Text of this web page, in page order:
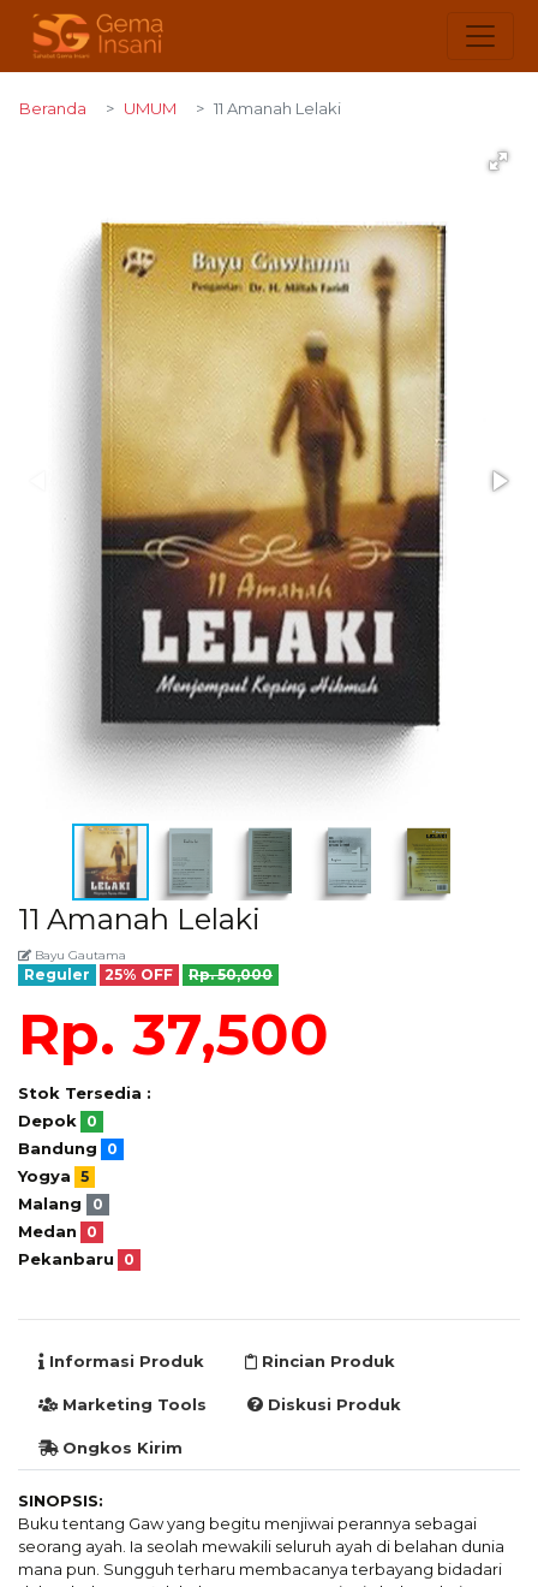
Beranda UMUM 11 Amanah Lelaki
11 Amanah Lelaki
Bayu Gautama
Reguler 25% OFF Rp. 50,000
Rp. 37,500
Stok Tersedia :
Depok
0
Bandung 0
Yogya 5
Malang 0
Medan 0
Pekanbaru 0
Informasi Produk Rincian Produk
Marketing Tools Diskusi Produk
Ongkos Kirim
SINOPSIS:
Buku tentang Gaw yang begitu menjiwai perannya sebagai
seorang ayah. Ia seolah mewakili seluruh ayah di belahan dunia
mana pun. Sungguh terharu membacanya terbayang bidadari